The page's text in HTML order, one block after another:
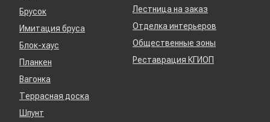
Брусок
Имитация бруса
Блок-хаус
Планкен
Вагонка
Террасная доска
Шпунт
Лестница на заказ
Отделка интерьеров
Общественные зоны
Реставрация КГИОП